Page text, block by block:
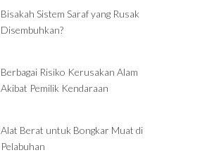
Bisakah Sistem Saraf yang Rusak
Disembuhkan?
Berbagai Risiko Kerusakan Alam
Akibat Pemilik Kendaraan
Alat Berat untuk Bongkar Muat di
Pelabuhan